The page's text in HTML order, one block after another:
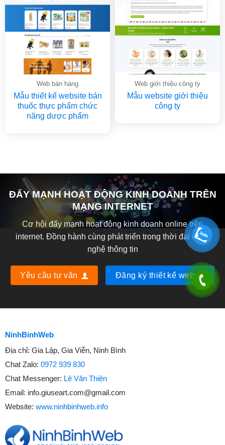
Web bán hàng
Mẫu thiết kế website bán
thuốc thực phẩm chức
năng dược phẩm
Web giới thiệu công ty
Mẫu website giới thiệu
công ty
ĐẨY MẠNH HOẠT ĐỘNG KINH DOANH TRÊN
MẠNG INTERNET
Cơ hội đẩy mạnh hoạt động kinh doanh online trên
internet. Đồng hành cùng phát triển trong thời đại công
nghệ thông tin
Yêu cầu tư vấn Đăng ký thiết kế web
NinhBinhWeb
Địa chỉ: Gia Lập, Gia Viễn, Ninh Bình
Chat Zalo: 0972 939 830
Chat Messenger: Lê Văn Thiện
Email: info.giuseart.com@gmail.com
Website: www.ninhbinhweb.info